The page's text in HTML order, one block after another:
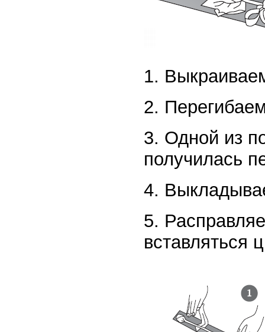
1.
2.
3. Одной из
получилась
4.
5.
вставляться